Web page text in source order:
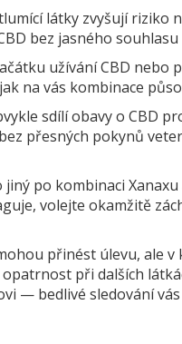
látky zvyšují riziko
bez jasného souhlasu
užívání CBD nebo
na vás kombinace
sdílí obavy o CBD
přesných pokynů
po kombinaci Xanaxu
volejte okamžitě
přinést úlevu, ale
při dalších
— bedlivé sledování